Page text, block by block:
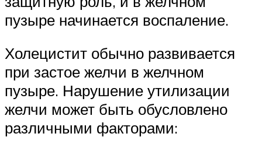
пузыре начинается воспаление.
Холецистит обычно развивается
при застое желчи в желчном
пузыре. Нарушение утилизации
желчи может быть обусловлено
различными факторами: